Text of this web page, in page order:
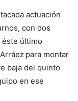
actuación
con dos
éste último
para montar
baja del quinto
en ese